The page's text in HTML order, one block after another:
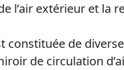
l’air extérieur et la
constituée de
de circulation